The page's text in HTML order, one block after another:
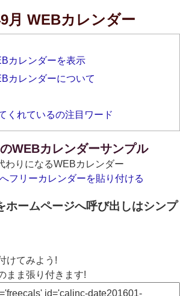
月 WEBカレンダー
カレンダーを表示
カレンダーについて
くれているの注目ワード
WEBカレンダーサンプル
わりになるWEBカレンダー
フリーカレンダーを貼り付ける
ホームページへ呼び出しはシンプ
けてみよう!
まま張り付きます!